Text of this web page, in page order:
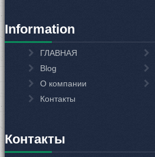
Information
ГЛАВНАЯ
Blog
О компании
Контакты
Контакты